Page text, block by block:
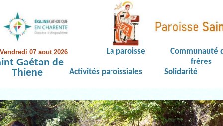
Vendredi 07 aout 2026
Gaétan de
Thiene
La paroisse
Communauté
frères
Activités paroissiales
Solidarité